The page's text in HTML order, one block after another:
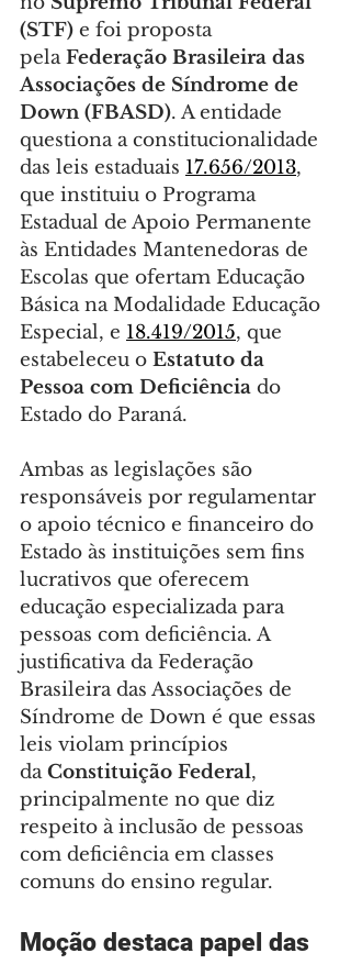
(STF) e foi proposta
pela Federação Brasileira das
Associações de Síndrome de
Down (FBASD). A entidade
questiona a constitucionalidade
das leis estaduais 17.656/2013,
que instituiu o Programa
Estadual de Apoio Permanente
às Entidades Mantenedoras de
Escolas que ofertam Educação
Básica na Modalidade Educação
Especial, e 18.419/2015, que
estabeleceu o Estatuto da
Pessoa com Deficiência do
Estado do Paraná.
Ambas as legislações são
responsáveis por regulamentar
o apoio técnico e financeiro do
Estado às instituições sem fins
lucrativos que oferecem
educação especializada para
pessoas com deficiência. A
justificativa da Federação
Brasileira das Associações de
Síndrome de Down é que essas
leis violam princípios
da Constituição Federal,
principalmente no que diz
respeito à inclusão de pessoas
com deficiência em classes
comuns do ensino regular.
Moção destaca papel das